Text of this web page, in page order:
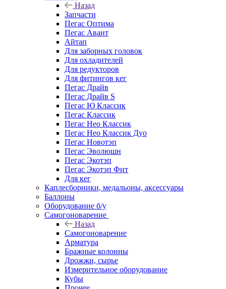
Назад
Запчасти
Пегас Оптима
Пегас Авант
Айтап
Для заборных головок
Для охладителей
Для редукторов
Для фитингов кег
Пегас Драйв
Пегас Драйв S
Пегас Ю Классик
Пегас Классик
Пегас Нео Классик
Пегас Нео Классик Дуо
Пегас Новотэп
Пегас Эволюшн
Пегас Экотэп
Пегас Экотэп Фит
Для кег
Каплесборники, медальоны, аксессуары
Баллоны
Оборудование б/у
Самогоноварение
Назад
Самогоноварение
Арматура
Бражные колонны
Дрожжи, сырье
Измерительное оборудование
Кубы